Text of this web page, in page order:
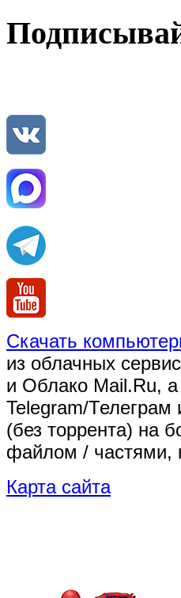
Скачать
из облачных
и Облако Mail.Ru, а
Telegram/Телеграм
(без торрента) на
файлом / частями,
Карта сайта